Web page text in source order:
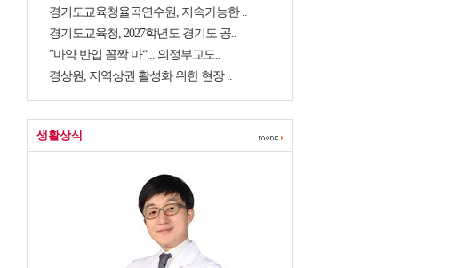
경기도교육청율곡연수원, 지속가능한 ..
경기도교육청, 2027학년도 경기도 공..
”마약 반입 꼼짝 마“... 의정부교도..
경상원, 지역상권 활성화 위한 현장 ..
생활상식